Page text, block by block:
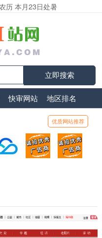
历 本月23日处暑
立即搜索
快审网站 地区排名
优质网站推荐
告位待售
里云
活动、99元/年
腾讯云
优惠打折，99元/年
顶部广告位5
广告位招商_